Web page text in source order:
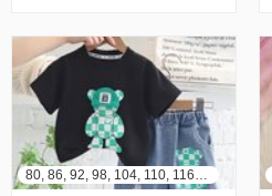
80, 86, 92, 98, 104, 110, 116, 122